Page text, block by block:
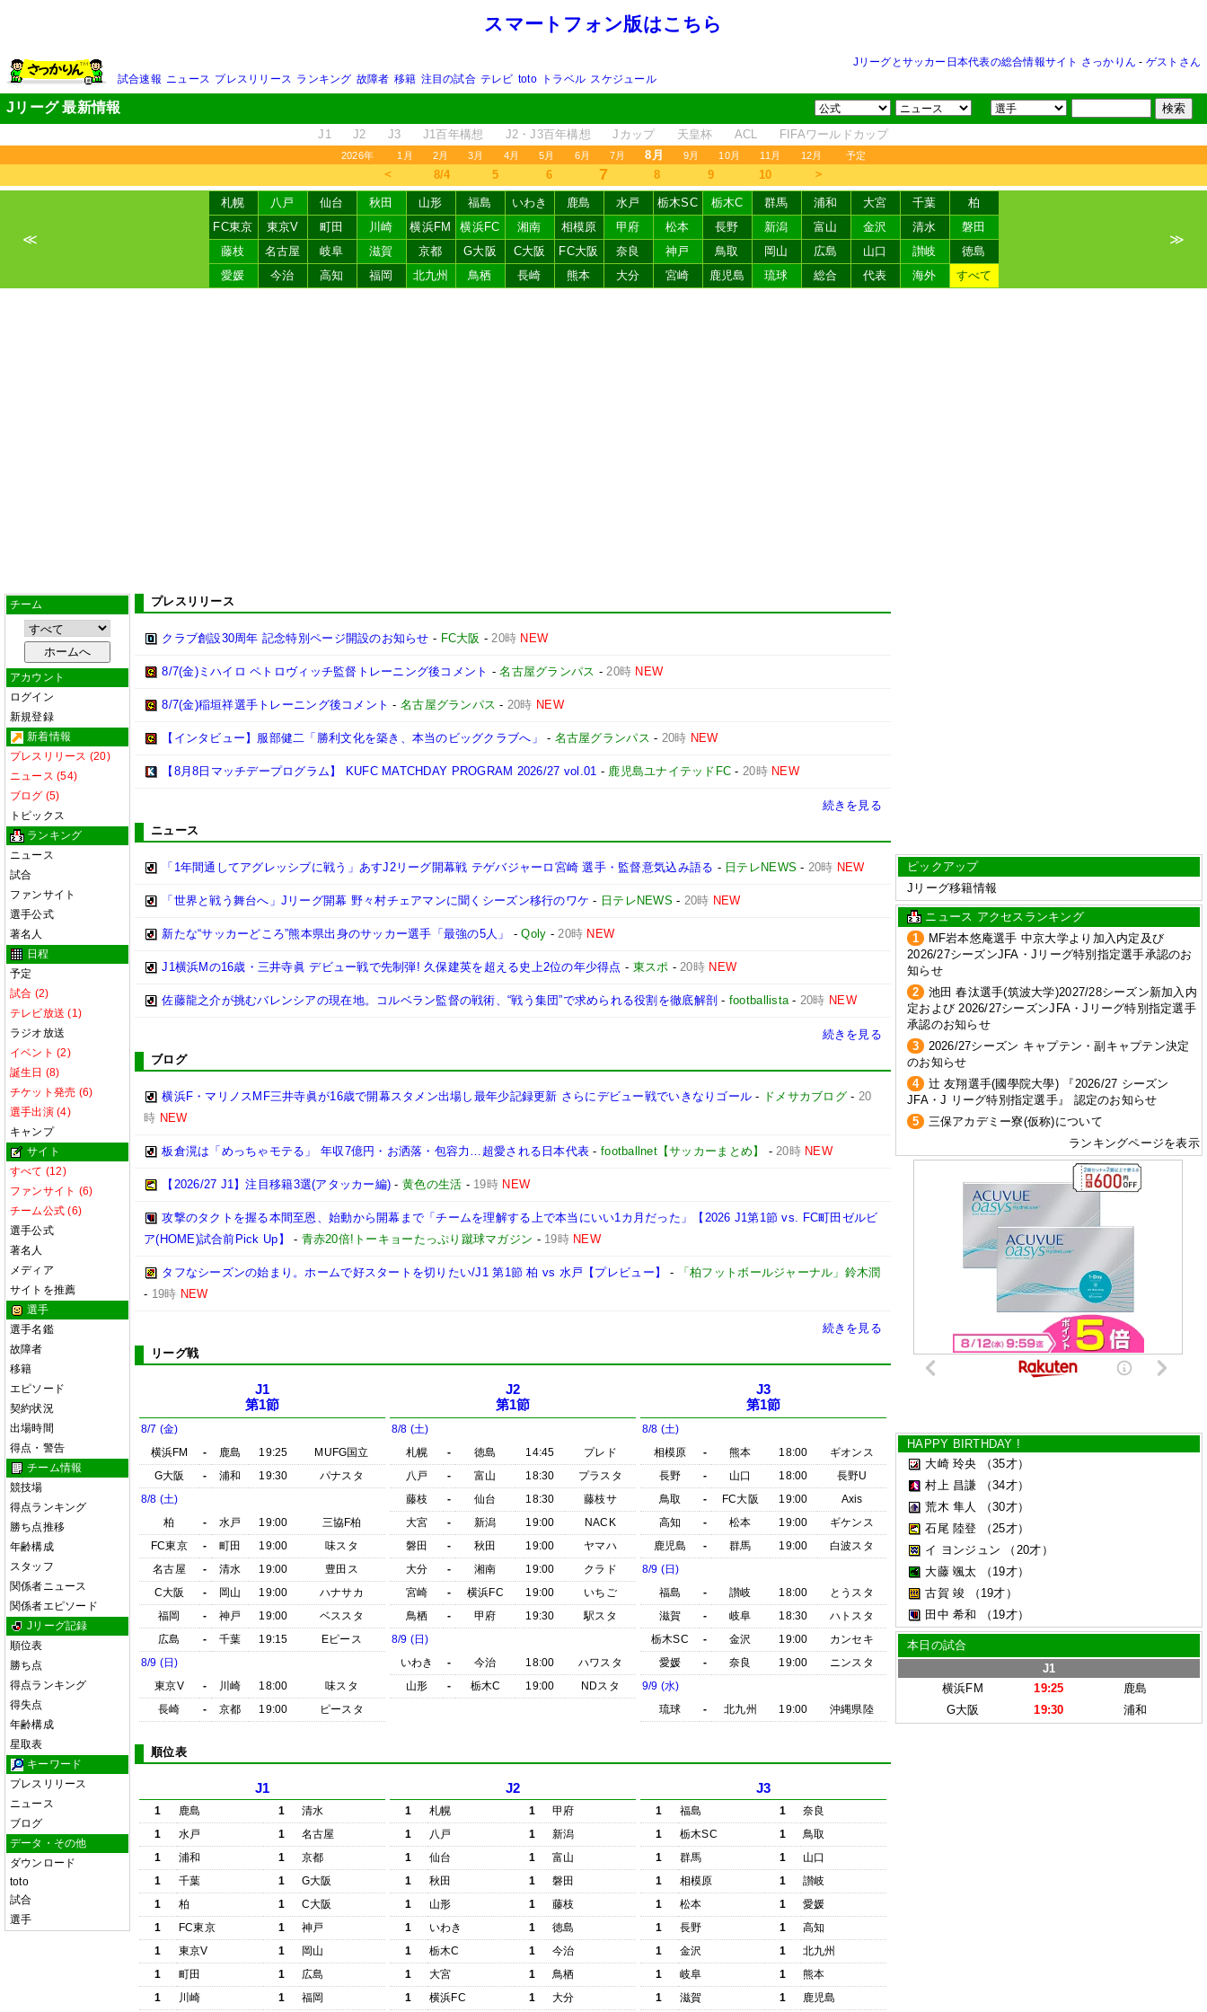
スマートフォン版はこちら
Jリーグとサッカー日本代表の総合情報サイト さっかりん - ゲストさん
試合速報 ニュース プレスリリース ランキング 故障者 移籍 注目の試合 テレビ toto トラベル スケジュール
Jリーグ 最新情報
J1 J2 J3 J1百年構想 J2・J3百年構想 Jカップ 天皇杯 ACL FIFAワールドカップ
2026年 1月 2月 3月 4月 5月 6月 7月 8月 9月 10月 11月 12月 予定
＜ 8/4 5 6 7 8 9 10 ＞
≪
札幌 八戸 仙台 秋田 山形 福島 いわき 鹿島 水戸 栃木SC 栃木C 群馬 浦和 大宮 千葉
柏
FC東京
東京V 町田 川崎 横浜FM 横浜FC 湘南 相模原 甲府 松本 長野 新潟 富山 金沢 清水
磐田
藤枝
名古屋 岐阜 滋賀 京都 G大阪 C大阪 FC大阪 奈良 神戸 鳥取 岡山 広島 山口 讃岐
徳島
愛媛
今治 高知 福岡 北九州 鳥栖 長崎 熊本 大分 宮崎 鹿児島 琉球 総合 代表 海外 すべて
≫
チーム
アカウント
ログイン
新規登録
新着情報
プレスリリース (20)
ニュース (54)
ブログ (5)
トピックス
ランキング
ニュース
試合
ファンサイト
選手公式
著名人
日程
予定
試合 (2)
テレビ放送 (1)
ラジオ放送
イベント (2)
誕生日 (8)
チケット発売 (6)
選手出演 (4)
キャンプ
サイト
すべて (12)
ファンサイト (6)
チーム公式 (6)
選手公式
著名人
メディア
サイトを推薦
選手
選手名鑑
故障者
移籍
エピソード
契約状況
出場時間
得点・警告
チーム情報
競技場
得点ランキング
勝ち点推移
年齢構成
スタッフ
関係者ニュース
関係者エピソード
Jリーグ記録
順位表
勝ち点
得点ランキング
得失点
年齢構成
星取表
キーワード
プレスリリース
ニュース
ブログ
データ・その他
ダウンロード
toto
試合
選手
プレスリリース
クラブ創設30周年 記念特別ページ開設のお知らせ - FC大阪 -20時 NEW
8/7(金)ミハイロ ペトロヴィッチ監督トレーニング後コメント -名古屋グランパス -20時 NEW
8/7(金)稲垣祥選手トレーニング後コメント - 名古屋グランパス - 20時 NEW
【インタビュー】服部健二「勝利文化を築き、本当のビッグクラブへ」 - 名古屋グランパス - 20時 NEW
【8月8日マッチデープログラム】 KUFC MATCHDAY PROGRAM 2026/27 vol.01 - 鹿児島ユナイテッドFC - 20時 NEW
続きを見る
ニュース
「1年間通してアグレッシブに戦う」あすJ2リーグ開幕戦 テゲバジャーロ宮崎 選手・監督意気込み語る - 日テレNEWS - 20時 NEW
「世界と戦う舞台へ」Jリーグ開幕 野々村チェアマンに聞くシーズン移行のワケ - 日テレNEWS - 20時 NEW
新たな“サッカーどころ”熊本県出身のサッカー選手「最強の5人」 -Qoly -20時 NEW
J1横浜Mの16歳・三井寺眞 デビュー戦で先制弾! 久保建英を超える史上2位の年少得点 - 東スポ -20時 NEW
佐藤龍之介が挑むバレンシアの現在地。コルベラン監督の戦術、“戦う集団”で求められる役割を徹底解剖 - footballista- 20時 NEW
続きを見る
ブログ
横浜F・マリノスMF三井寺眞が16歳で開幕スタメン出場し最年少記録更新 さらにデビュー戦でいきなりゴール - ドメサカブログ- 20
時 NEW
板倉滉は「めっちゃモテる」 年収7億円・お洒落・包容力…超愛される日本代表 - footballnet【サッカーまとめ】 -20時 NEW
【2026/27 J1】注目移籍3選(アタッカー編) -黄色の生活 - 19時 NEW
攻撃のタクトを握る本間至恩、始動から開幕まで「チームを理解する上で本当にいい1カ月だった」【2026 J1第1節 vs. FC町田ゼルビ
ア(HOME)試合前Pick Up】
- 青赤20倍!トーキョーたっぷり蹴球マガジン - 19時 NEW
タフなシーズンの始まり。ホームで好スタートを切りたい/J1 第1節 柏 vs 水戸【プレビュー】 -
「柏フットボールジャーナル」鈴木潤
- 19時 NEW
続きを見る
リーグ戦
J1
第1節
8/7 (金)
横浜FM
- 鹿島 19:25
MUFG国立
G大阪
- 浦和 19:30
パナスタ
8/8 (土)
柏
- 水戸 19:00
三協F柏
FC東京
- 町田 19:00
味スタ
名古屋
- 清水 19:00
豊田ス
C大阪
- 岡山 19:00
ハナサカ
福岡
- 神戸 19:00
ベススタ
広島
- 千葉 19:15
Eピース
8/9 (日)
東京V
- 川崎 18:00
味スタ
長崎
- 京都 19:00 ピースタ
J2
第1節
8/8 (土)
札幌
- 徳島 14:45
プレド
八戸
- 富山 18:30
プラスタ
藤枝
- 仙台 18:30
藤枝サ
大宮
- 新潟 19:00
NACK
磐田
- 秋田 19:00
ヤマハ
大分
- 湘南 19:00
クラド
宮崎
- 横浜FC 19:00
いちご
鳥栖
- 甲府 19:30
駅スタ
8/9 (日)
いわき
- 今治 18:00
ハワスタ
山形
- 栃木C 19:00 NDスタ
J3
第1節
8/8 (土)
相模原
- 熊本 18:00
ギオンス
長野
- 山口 18:00
長野U
鳥取
- FC大阪 19:00
Axis
高知
- 松本 19:00
ギケンス
鹿児島
- 群馬 19:00
白波スタ
8/9 (日)
福島
- 讃岐 18:00
とうスタ
滋賀
- 岐阜 18:30
ハトスタ
栃木SC
- 金沢 19:00
カンセキ
愛媛
- 奈良 19:00
ニンスタ
9/9 (水)
琉球
- 北九州 19:00 沖縄県陸
順位表
J1
1 鹿島 1
清水
1
水戸 1
名古屋
1
浦和 1
京都
1
千葉 1
G大阪
1
柏 1
C大阪
1
FC東京 1
神戸
1
東京V 1
岡山
1
町田 1
広島
1
川崎 1 福岡
J2
1 札幌 1
甲府
1
八戸 1
新潟
1
仙台 1
富山
1
秋田 1
磐田
1
山形 1
藤枝
1
いわき 1
徳島
1
栃木C 1
今治
1
大宮 1
鳥栖
1
横浜FC 1 大分
J3
1 福島 1
奈良
1
栃木SC 1
鳥取
1
群馬 1
山口
1
相模原 1
讃岐
1
松本 1
愛媛
1
長野 1
高知
1
金沢 1
北九州
1
岐阜 1
熊本
1
滋賀 1 鹿児島
ピックアップ
Jリーグ移籍情報
ニュース アクセスランキング
1
MF岩本悠庵選手 中京大学より加入内定及び
2026/27シーズンJFA・Jリーグ特別指定選手承認のお
知らせ
2
池田 春汰選手(筑波大学)2027/28シーズン新加入内
定および 2026/27シーズンJFA・Jリーグ特別指定選手
承認のお知らせ
3
2026/27シーズン キャプテン・副キャプテン決定
のお知らせ
4
辻 友翔選手(國學院大學) 『2026/27 シーズン
JFA・J リーグ特別指定選手』 認定のお知らせ
5
三保アカデミー寮(仮称)について
ランキングページを表示
HAPPY BIRTHDAY !
大崎 玲央
（35才）
村上 昌謙
（34才）
荒木 隼人
（30才）
石尾 陸登
（25才）
イ ヨンジュン
（20才）
大藤 颯太
（19才）
古賀 竣
（19才）
田中 希和
（19才）
本日の試合
J1
横浜FM
19:25
鹿島
G大阪
19:30 浦和